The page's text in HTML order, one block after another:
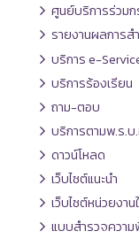
ศูนย์บริการร่วมก
รายงานผลการส
บริการ e-
บริการร้องเรียน
ถาม-ตอบ
บริการตามพ.ร.บ
ดาวน์โหลด
เว็บไซต์แนะนำ
เว็บไซต์หน่วยงา
แบบสำรวจความ